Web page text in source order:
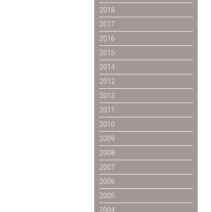
2018
2017
2016
2015
2014
2012
2013
2011
2010
2009
2008
2007
2006
2005
2004